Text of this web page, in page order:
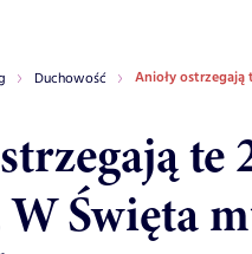
Duchowość Anioły
te
Święta